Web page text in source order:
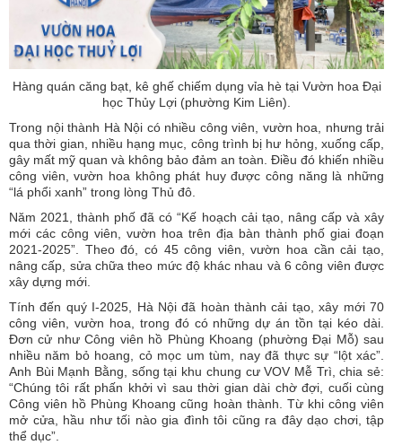
Hàng quán căng bạt, kê ghế chiếm dụng vỉa hè tại Vườn hoa Đại
học Thủy Lợi (phường Kim Liên).
Trong nội thành Hà Nội có nhiều công viên, vườn hoa, nhưng trải
qua thời gian, nhiều hạng mục, công trình bị hư hỏng, xuống cấp,
gây mất mỹ quan và không bảo đảm an toàn. Điều đó khiến nhiều
công viên, vườn hoa không phát huy được công năng là những
“lá phổi xanh” trong lòng Thủ đô.
Năm 2021, thành phố đã có “Kế hoạch cải tạo, nâng cấp và xây
mới các công viên, vườn hoa trên địa bàn thành phố giai đoạn
2021-2025”. Theo đó, có 45 công viên, vườn hoa cần cải tạo,
nâng cấp, sửa chữa theo mức độ khác nhau và 6 công viên được
xây dựng mới.
Tính đến quý I-2025, Hà Nội đã hoàn thành cải tạo, xây mới 70
công viên, vườn hoa, trong đó có những dự án tồn tại kéo dài.
Đơn cử như Công viên hồ Phùng Khoang (phường Đại Mỗ) sau
nhiều năm bỏ hoang, cỏ mọc um tùm, nay đã thực sự “lột xác”.
Anh Bùi Mạnh Bằng, sống tại khu chung cư VOV Mễ Trì, chia sẻ:
“Chúng tôi rất phấn khởi vì sau thời gian dài chờ đợi, cuối cùng
Công viên hồ Phùng Khoang cũng hoàn thành. Từ khi công viên
mở cửa, hầu như tối nào gia đình tôi cũng ra đây dạo chơi, tập
thể dục”.